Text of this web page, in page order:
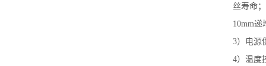
丝寿命
10mm递
3）电源
4）温度